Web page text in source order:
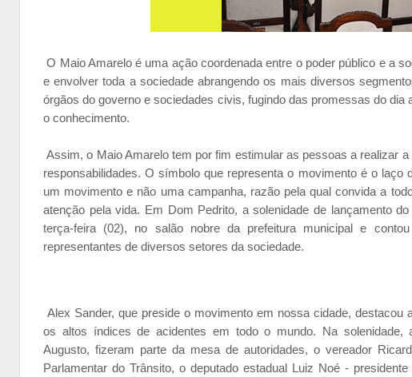
O Maio Amarelo é uma ação coordenada entre o poder público e a
e envolver toda a sociedade abrangendo os mais diversos
órgãos do governo e sociedades civis, fugindo das promessas do
o conhecimento.
Assim, o Maio Amarelo tem por fim estimular as pessoas a realizar
responsabilidades. O símbolo que representa o movimento é o laço
um movimento e não uma campanha, razão pela qual convida a
atenção pela vida. Em Dom Pedrito, a solenidade de lançamento
terça-feira (02), no salão nobre da prefeitura municipal e
representantes de diversos setores da sociedade.
Alex Sander, que preside o movimento em nossa cidade, destacou
os altos índices de acidentes em todo o mundo. Na solenidade,
Augusto, fizeram parte da mesa de autoridades, o vereador
Parlamentar do Trânsito, o deputado estadual Luiz Noé -